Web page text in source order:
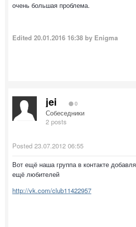
очень большая проблема.
Edited 20.01.2016 16:38 by Enigma
jei 0
Собеседники
2 posts
Posted 23.07.2012 06:55
Вот ещё наша группа в контакте
ещё любителей
http://vk.com/club11422957